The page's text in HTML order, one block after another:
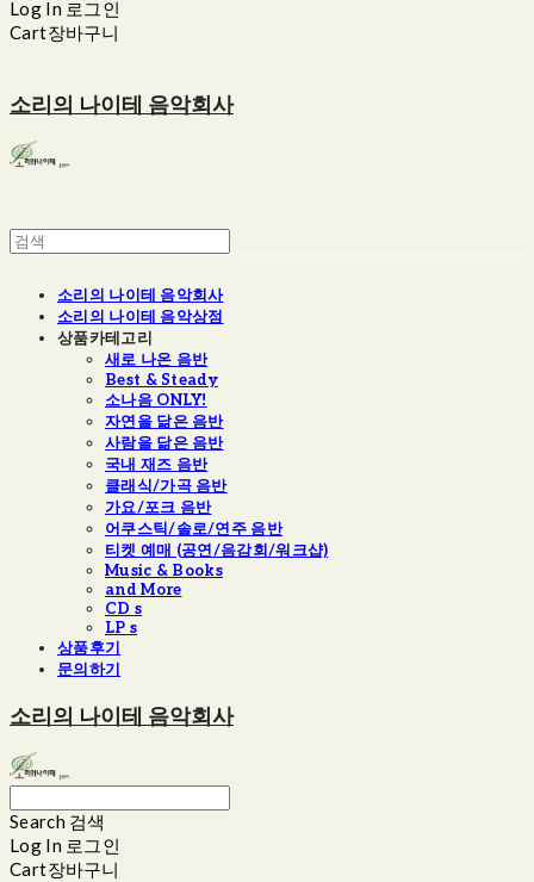
Log In 로그인
Cart장바구니
소리의 나이테 음악회사
소리의 나이테 음악회사
소리의 나이테 음악상점
상품카테고리
새로 나온 음반
Best & Steady
소나음 ONLY!
자연을 닮은 음반
사람을 닮은 음반
국내 재즈 음반
클래식/가곡 음반
가요/포크 음반
어쿠스틱/솔로/연주 음반
티켓 예매 (공연/음감회/워크샵)
Music & Books
and More
CD s
LP s
상품후기
문의하기
소리의 나이테 음악회사
Search 검색
Log In 로그인
Cart장바구니